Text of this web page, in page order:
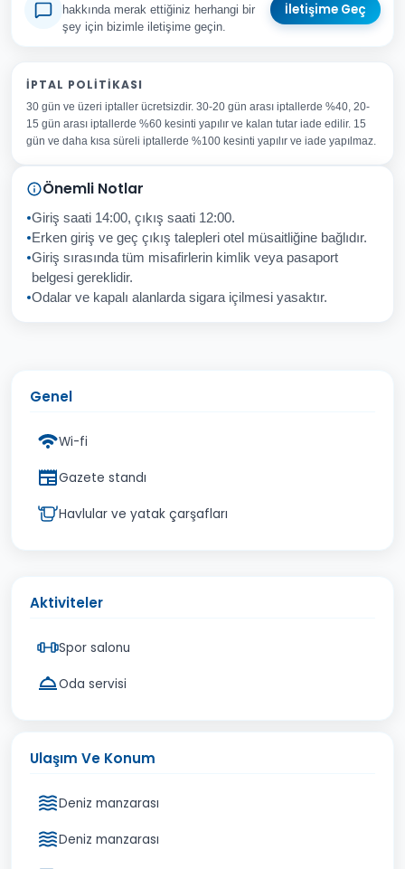
hakkında merak ettiğiniz herhangi bir
şey için bizimle iletişime geçin.
İletişime Geç
Adınız Soyadınız
E-posta Adresiniz
Konu
Sorunuz
İptal Gönder
İPTAL POLITIKASI
30 gün ve üzeri iptaller ücretsizdir. 30-20 gün arası iptallerde %40, 20-
15 gün arası iptallerde %60 kesinti yapılır ve kalan tutar iade edilir. 15
gün ve daha kısa süreli iptallerde %100 kesinti yapılır ve iade yapılmaz.
Önemli Notlar
Giriş saati 14:00, çıkış saati 12:00.
Erken giriş ve geç çıkış talepleri otel müsaitliğine bağlıdır.
Giriş sırasında tüm misafirlerin kimlik veya pasaport
belgesi gereklidir.
Odalar ve kapalı alanlarda sigara içilmesi yasaktır.
Genel
Wi-fi
Gazete standı
Havlular ve yatak çarşafları
Aktiviteler
Spor salonu
Oda servisi
Ulaşım Ve Konum
Deniz manzarası
Deniz manzarası